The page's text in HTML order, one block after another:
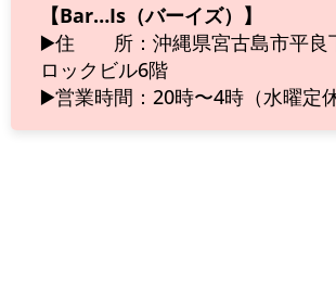
【Bar…Is（バーイズ）】
▶️住 所：沖縄県宮古島市平良
ロックビル6階
▶️営業時間：20時〜4時（水曜定休